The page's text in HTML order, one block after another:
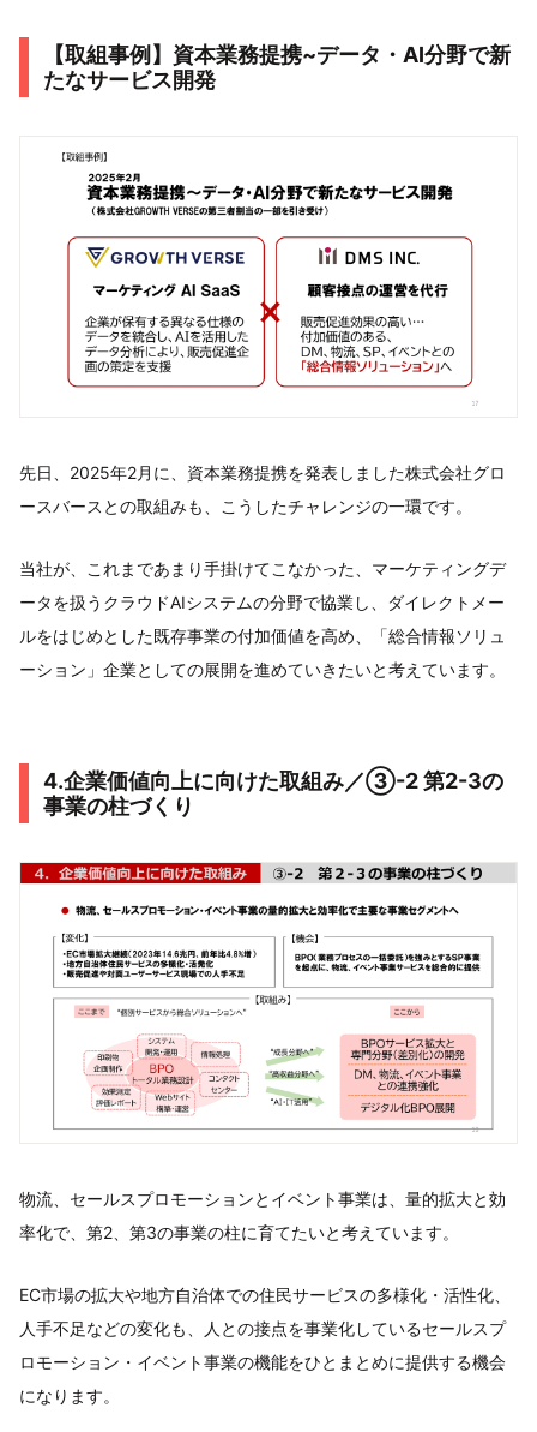
【取組事例】資本業務提携~データ・AI分野で新
たなサービス開発
先日、2025年2月に、資本業務提携を発表しました株式会社グロ
ースバースとの取組みも、こうしたチャレンジの一環です。
当社が、これまであまり手掛けてこなかった、マーケティングデ
ータを扱うクラウドAIシステムの分野で協業し、ダイレクトメー
ルをはじめとした既存事業の付加価値を高め、「総合情報ソリュ
ーション」企業としての展開を進めていきたいと考えています。
4.企業価値向上に向けた取組み／③-2 第2-3の
事業の柱づくり
物流、セールスプロモーションとイベント事業は、量的拡大と効
率化で、第2、第3の事業の柱に育てたいと考えています。
EC市場の拡大や地方自治体での住民サービスの多様化・活性化、
人手不足などの変化も、人との接点を事業化しているセールスプ
ロモーション・イベント事業の機能をひとまとめに提供する機会
になります。